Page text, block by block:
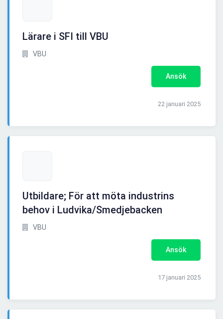
Lärare i SFI till VBU
VBU
Ansök
22 januari 2025
Utbildare; För att möta industrins
behov i Ludvika/Smedjebacken
VBU
Ansök
17 januari 2025